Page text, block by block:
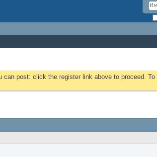
can post: click the register link above to proceed.